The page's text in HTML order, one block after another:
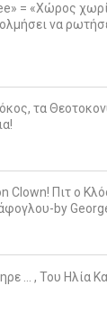
= «Χώρος
να
τα
Clown! Πιτ ο
by
… , Του Ηλία